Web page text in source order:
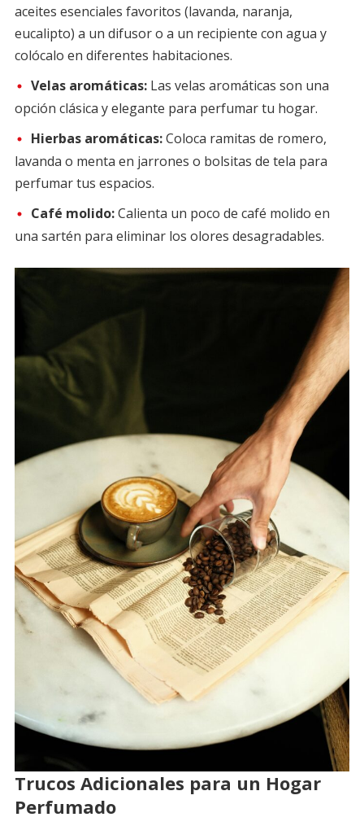
aceites esenciales favoritos (lavanda, naranja,
eucalipto) a un difusor o a un recipiente con agua y
colócalo en diferentes habitaciones.
Velas aromáticas:Las velas aromáticas son una
opción clásica y elegante para perfumar tu hogar.
Hierbas aromáticas:Coloca ramitas de romero,
lavanda o menta en jarrones o bolsitas de tela para
perfumar tus espacios.
Café molido:Calienta un poco de café molido en
una sartén para eliminar los olores desagradables.
Trucos Adicionales para un Hogar
Perfumado